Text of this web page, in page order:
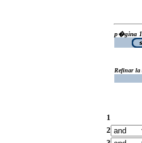
p�gina 1
Refinar la
1
2